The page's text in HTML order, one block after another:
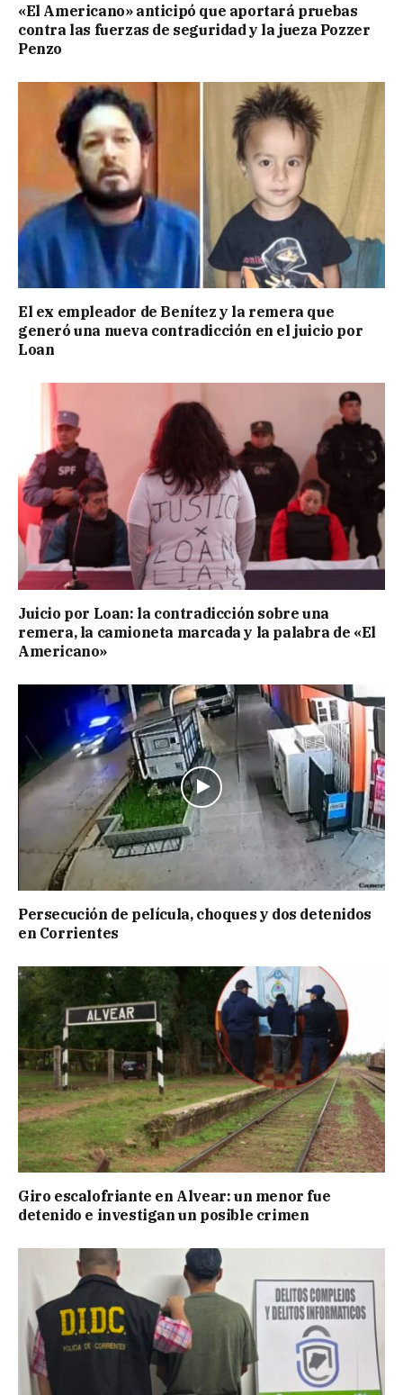
«El Americano» anticipó que aportará pruebas
contra las fuerzas de seguridad y la jueza Pozzer
Penzo
El ex empleador de Benítez y la remera que
generó una nueva contradicción en el juicio por
Loan
Juicio por Loan: la contradicción sobre una
remera, la camioneta marcada y la palabra de «El
Americano»
Persecución de película, choques y dos detenidos
en Corrientes
Giro escalofriante en Alvear: un menor fue
detenido e investigan un posible crimen